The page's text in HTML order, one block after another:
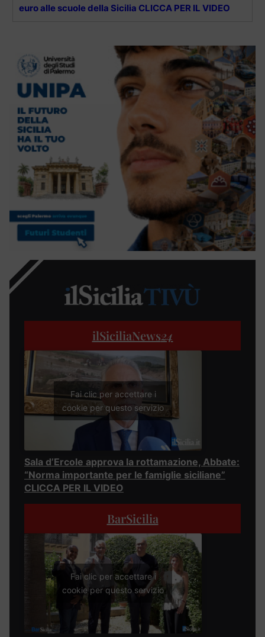
euro alle scuole della Sicilia CLICCA PER IL VIDEO
ilSiciliaNews24
Fai clic per accettare i
cookie per questo servizio
Sala d’Ercole approva la rottamazione, Abbate:
“Norma importante per le famiglie siciliane”
CLICCA PER IL VIDEO
BarSicilia
Fai clic per accettare i
cookie per questo servizio